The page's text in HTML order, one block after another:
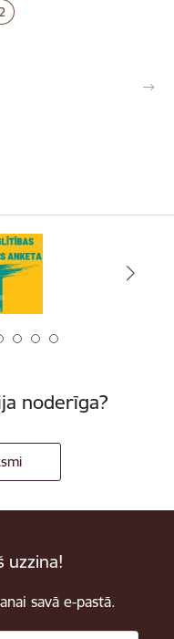
lapa
noderīga?
uzzina!
savā e-pastā.